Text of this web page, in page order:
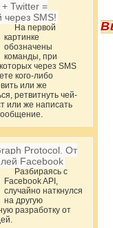
Twitter =
через SMS!
На первой
картинке
обозначены
команды, при
через SMS
кого-либо
или же
ретвитнуть чей-
или же написать
Protocol. От
Facebook
Разбираясь с
Facebook API,
случайно наткнулся
на другую
разработку от